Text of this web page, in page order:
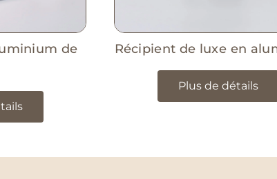
de
Récipient de luxe en
Plus de détails